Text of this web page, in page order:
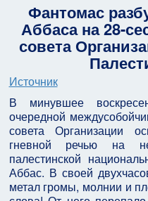
Фантомас
Аббаса на 28-
совета
Источник
В минувшее
очередной
совета Организации
гневной речью на
палестинской
Аббас. В своей
метал громы, молнии и